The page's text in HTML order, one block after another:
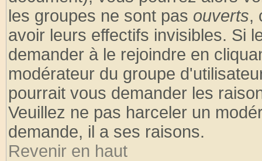
les groupes ne sont pas ouverts,
avoir leurs effectifs invisibles. Si
demander à le rejoindre en
modérateur du groupe
pourrait vous demander les
Veuillez ne pas harceler un
demande, il a ses raisons.
Revenir en haut